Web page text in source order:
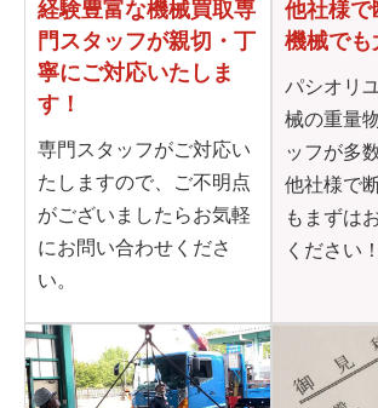
経験豊富な機械買取専
門 スタッフが親切・丁
寧にご対応いたしま
す！
専門スタッフがご対応い
たしますので、ご不明点
がございましたらお気軽
にお問い合わせくださ
い。
他社様で
機械でも
パシオリ
械の重量
ッフが多
他社様で
もまずは
ください！